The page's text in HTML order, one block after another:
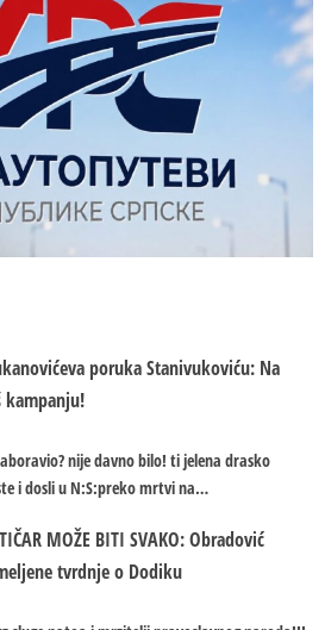
poruka Stanivukoviću: Na
kampanju!
nije davno bilo! ti jelena drasko
i dosli u N:S:preko mrtvi na…
MOŽE BITI SVAKO: Obradović
tvrdnje o Dodiku